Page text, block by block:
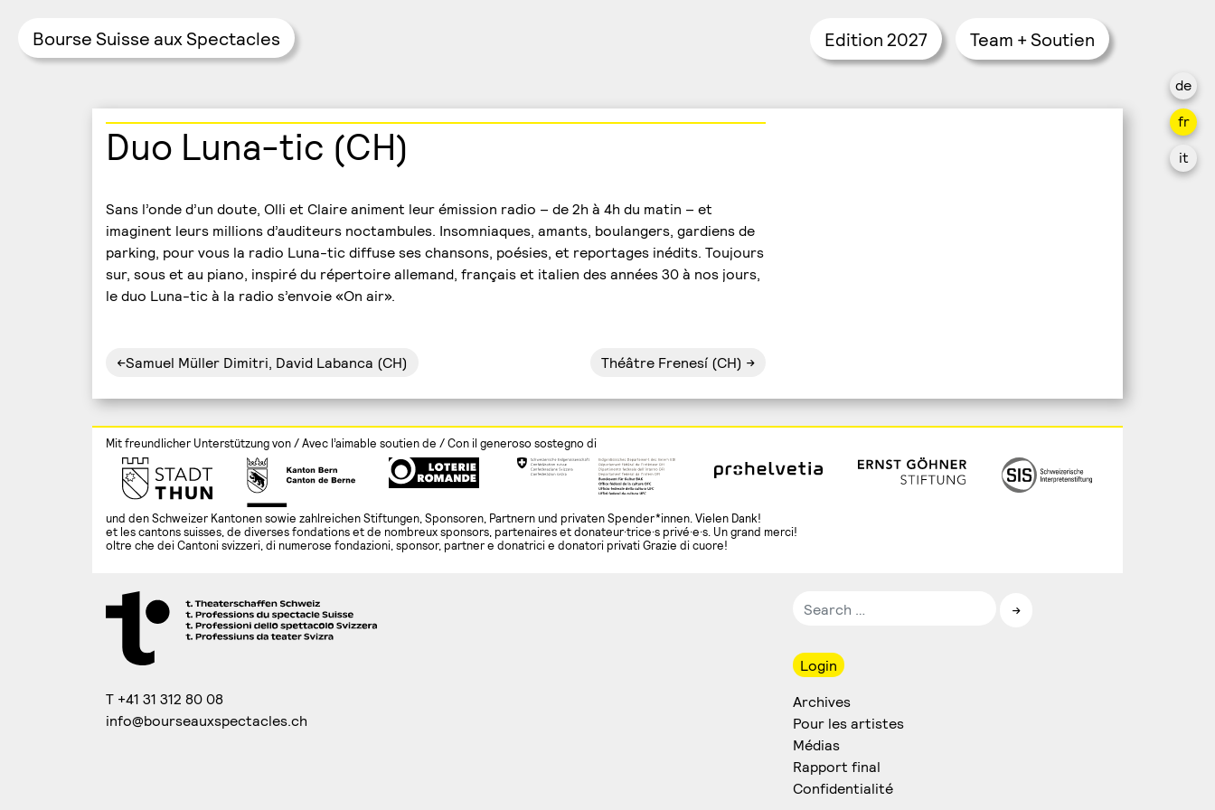
de
fr
it
Bourse Suisse aux Spectacles Edition 2027 Team + Soutien
Duo Luna-tic (CH)
Sans l’onde d’un doute, Olli et Claire animent leur émission radio – de 2h à 4h du matin – et
imaginent leurs millions d’auditeurs noctambules. Insomniaques, amants, boulangers, gardiens de
parking, pour vous la radio Luna-tic diffuse ses chansons, poésies, et reportages inédits. Toujours
sur, sous et au piano, inspiré du répertoire allemand, français et italien des années 30 à nos jours,
le duo Luna-tic à la radio s’envoie «On air».
Navigation
de
l’article
Samuel Müller Dimitri, David Labanca (CH) Théâtre Frenesí (CH)
Mit freundlicher Unterstützung von / Avec l’aimable soutien de / Con il generoso sostegno di
und den Schweizer Kantonen sowie zahlreichen Stiftungen, Sponsoren, Partnern und privaten Spender*innen. Vielen Dank!
et les cantons suisses, de diverses fondations et de nombreux sponsors, partenaires et donateur·trice·s privé·e·s. Un grand merci!
oltre che dei Cantoni svizzeri, di numerose fondazioni, sponsor, partner e donatrici e donatori privati Grazie di cuore!
T +41 31 312 80 08
info@bourseauxspectacles.ch
Login
Archives
Pour les artistes
Médias
Rapport final
Confidentialité